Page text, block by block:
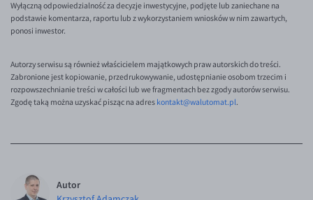
EUR/TRY
EUR/ZAR
USD/CHF
GBP/CHF
Wyłączną odpowiedzialność za decyzje inwestycyjne, podjęte lub zaniechane na
podstawie komentarza, raportu lub z wykorzystaniem wniosków w nim zawartych,
ponosi inwestor.
Autorzy serwisu są również właścicielem majątkowych praw autorskich do treści.
Zabronione jest kopiowanie, przedrukowywanie, udostępnianie osobom trzecim i
rozpowszechnianie treści w całości lub we fragmentach bez zgody autorów serwisu.
Zgodę taką można uzyskać pisząc na adres kontakt@walutomat.pl.
Autor